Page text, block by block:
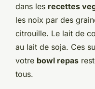
dans les recettes
les noix par des
citrouille. Le lait de
au lait de soja. Ces
votre bowl repas
tous.